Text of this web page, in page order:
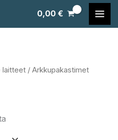
0,00€
laitteet/ Arkkupakastimet